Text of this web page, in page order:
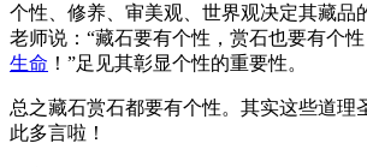
个性、修养、审美观、世界观决定其藏品
老师说：“藏石要有个性，赏石也要有个
生命 ！”足见其彰显个性的重要性。
总之藏石赏石都要有个性。其实这些道理
此多言啦！